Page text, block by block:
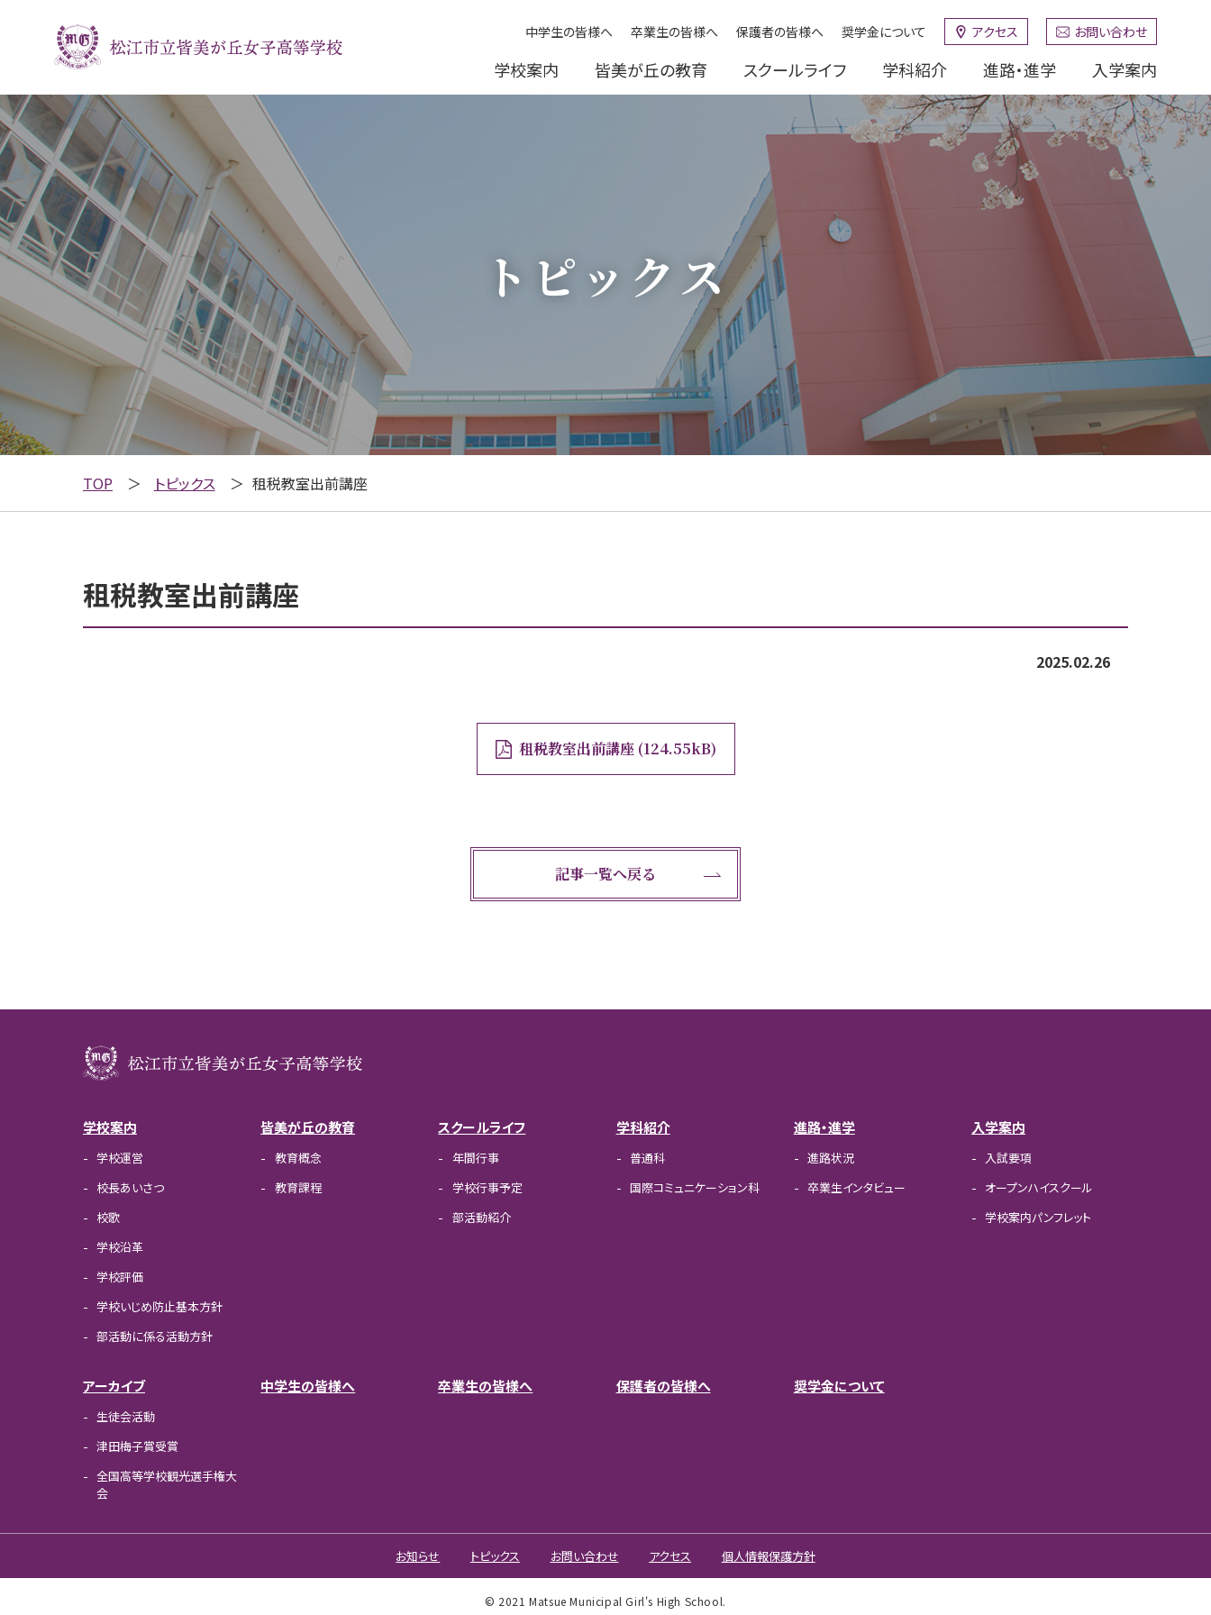
学校案内 皆美が丘の教育 スクールライフ 学科紹介 進路・進学 入学案内
中学生の皆様へ 卒業生の皆様へ 保護者の皆様へ 奨学金について アクセス お問い合わせ
トピックス
TOP トピックス 租税教室出前講座
租税教室出前講座
2025.02.26
租税教室出前講座 124.55kB
記事一覧へ戻る
学校案内
学校運営
校長あいさつ
校歌
学校沿革
学校評価
学校いじめ防止基本方針
部活動に係る活動方針
皆美が丘の教育
教育概念
教育課程
スクールライフ
年間行事
学校行事予定
部活動紹介
学科紹介
普通科
国際コミュニケーション科
進路・進学
進路状況
卒業生インタビュー
入学案内
入試要項
オープンハイスクール
学校案内パンフレット
アーカイブ
生徒会活動
津田梅子賞受賞
全国高等学校観光選手権大
会
中学生の皆様へ 卒業生の皆様へ 保護者の皆様へ 奨学金について
お知らせ トピックス お問い合わせ アクセス 個人情報保護方針
© 2021 Matsue Municipal Girl's High School.